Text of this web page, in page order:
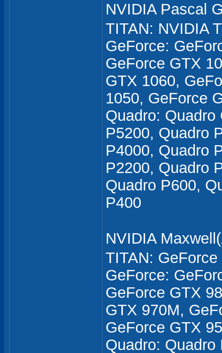
NVIDIA Pascal
TITAN: NVIDIA
GeForce:
GeForce GTX
GTX 1060,
1050, GeForce
Quadro: Quadro
P5200, Quadro
P4000, Quadro
P2200, Quadro
Quadro P600,
P400
NVIDIA
TITAN:
GeForce:
GeForce GTX
GTX 970M,
GeForce GTX
Quadro: